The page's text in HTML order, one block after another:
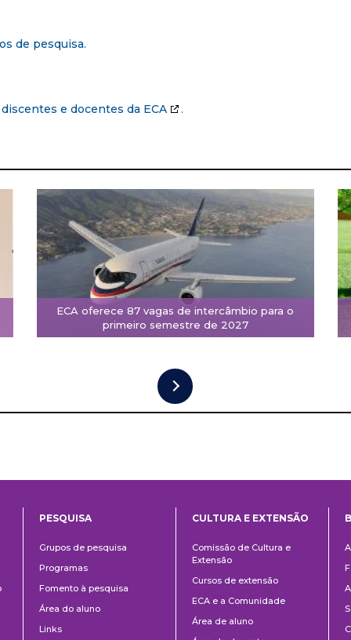
de pesquisa.
e docentes da ECA .
ECA oferece 87 vagas de intercâmbio para o
primeiro semestre de 2027
PESQUISA
Grupos de pesquisa
Programas
Fomento à pesquisa
Área do aluno
Links
e
Extensão
CULTURA E EXTENSÃO
Comissão de Cultura e
Extensão
Cursos de extensão
ECA e a Comunidade
Área de aluno